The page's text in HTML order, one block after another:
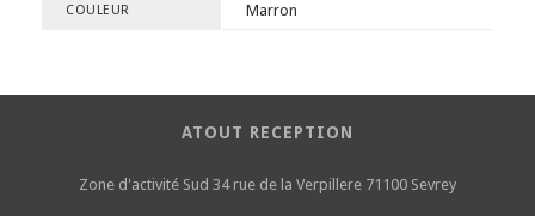
COULEUR Marron
ATOUT RECEPTION
Zone d'activité Sud 34 rue de la Verpillere 71100 Sevrey